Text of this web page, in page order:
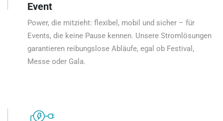
Event
Power, die mitzieht: flexibel, mobil und sicher – für
Events, die keine Pause kennen. Unsere Stromlösungen
garantieren reibungslose Abläufe, egal ob Festival,
Messe oder Gala.